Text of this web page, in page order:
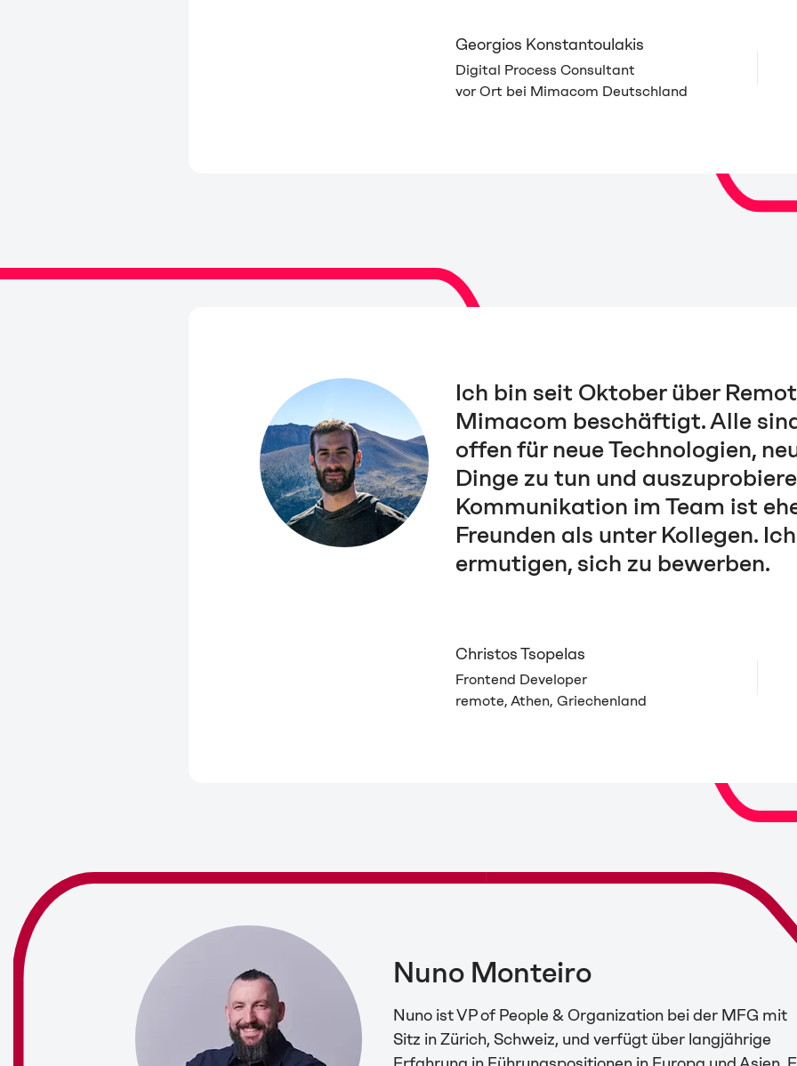
Georgios Konstantoulakis
Digital Process Consultant
vor Ort bei Mimacom Deutschland
Ich bin seit Oktober über
Mimacom beschäftigt. Alle
offen für neue Technologien,
Dinge zu tun und
Kommunikation im Team ist
Freunden als unter Kollegen.
ermutigen, sich zu bewerben.
Christos Tsopelas
Frontend Developer
remote, Athen, Griechenland
Nuno Monteiro
Nuno ist VP of People & Organization bei der MFG mit
Sitz in Zürich, Schweiz, und verfügt über langjährige